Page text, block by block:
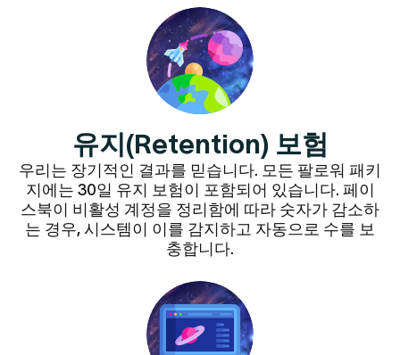
유지(Retention) 보험
우리는 장기적인 결과를 믿습니다. 모든 팔로워 패키
지에는 30일 유지 보험이 포함되어 있습니다. 페이
스북이 비활성 계정을 정리함에 따라 숫자가 감소하
는 경우, 시스템이 이를 감지하고 자동으로 수를 보
충합니다.